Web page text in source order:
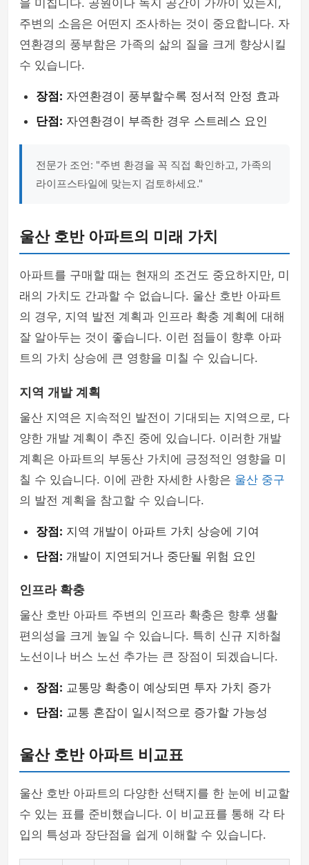
을 미칩니다. 공원이나 녹지 공간이 가까이 있는지,
주변의 소음은 어떤지 조사하는 것이 중요합니다. 자
연환경의 풍부함은 가족의 삶의 질을 크게 향상시킬
수 있습니다.
장점: 자연환경이 풍부할수록 정서적 안정 효과
단점: 자연환경이 부족한 경우 스트레스 요인
전문가 조언: "주변 환경을 꼭 직접 확인하고, 가족의
라이프스타일에 맞는지 검토하세요."
울산 호반 아파트의 미래 가치
아파트를 구매할 때는 현재의 조건도 중요하지만, 미
래의 가치도 간과할 수 없습니다. 울산 호반 아파트
의 경우, 지역 발전 계획과 인프라 확충 계획에 대해
잘 알아두는 것이 좋습니다. 이런 점들이 향후 아파
트의 가치 상승에 큰 영향을 미칠 수 있습니다.
지역 개발 계획
울산 지역은 지속적인 발전이 기대되는 지역으로, 다
양한 개발 계획이 추진 중에 있습니다. 이러한 개발
계획은 아파트의 부동산 가치에 긍정적인 영향을 미
칠 수 있습니다. 이에 관한 자세한 사항은 울산 중구
의 발전 계획을 참고할 수 있습니다.
장점: 지역 개발이 아파트 가치 상승에 기여
단점: 개발이 지연되거나 중단될 위험 요인
인프라 확충
울산 호반 아파트 주변의 인프라 확충은 향후 생활
편의성을 크게 높일 수 있습니다. 특히 신규 지하철
노선이나 버스 노선 추가는 큰 장점이 되겠습니다.
장점: 교통망 확충이 예상되면 투자 가치 증가
단점: 교통 혼잡이 일시적으로 증가할 가능성
울산 호반 아파트 비교표
울산 호반 아파트의 다양한 선택지를 한 눈에 비교할
수 있는 표를 준비했습니다. 이 비교표를 통해 각 타
입의 특성과 장단점을 쉽게 이해할 수 있습니다.